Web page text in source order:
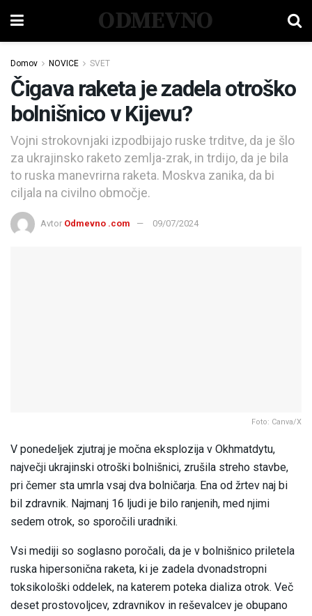
ODMEVNO
Domov NOVICE SVET
Čigava raketa je zadela otroško
bolnišnico v Kijevu?
Vojni strokovnjaki izpodbijajo ruske trditve, da je šlo
za ukrajinsko raketo zemlja-zrak, in trdijo, da je bila
to ruska manevrirna raketa. Moskva zanika, da bi
ciljala na civilno območje.
Avtor Odmevno .com 09/07/2024
Foto: Canva/X
V ponedeljek zjutraj je močna eksplozija v Okhmatdytu,
največji ukrajinski otroški bolnišnici, zrušila streho stavbe,
pri čemer sta umrla vsaj dva bolničarja. Ena od žrtev naj bi
bil zdravnik. Najmanj 16 ljudi je bilo ranjenih, med njimi
sedem otrok, so sporočili uradniki.
Vsi mediji so soglasno poročali, da je v bolnišnico priletela
ruska hipersonična raketa, ki je zadela dvonadstropni
toksikološki oddelek, na katerem poteka dializa otrok. Več
deset prostovoljcev, zdravnikov in reševalcev je obupano